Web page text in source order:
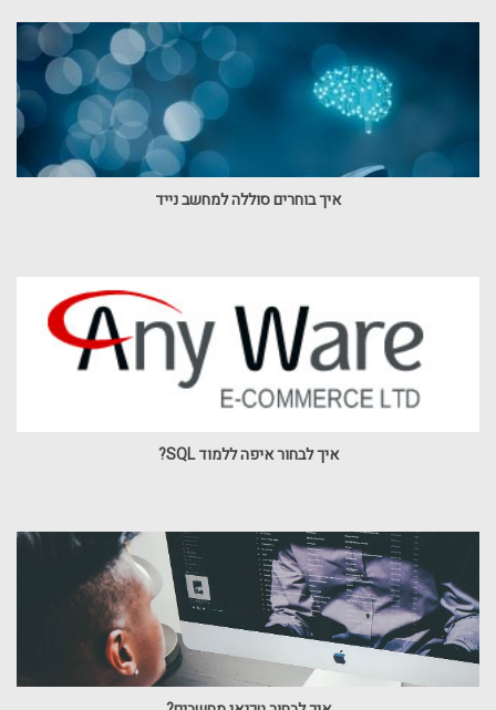
איך בוחרים סוללה למחשב נייד
איך לבחור איפה ללמוד SQL?